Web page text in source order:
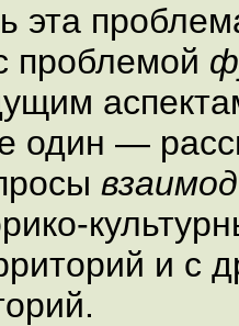
эта
проблемой
один —
и с